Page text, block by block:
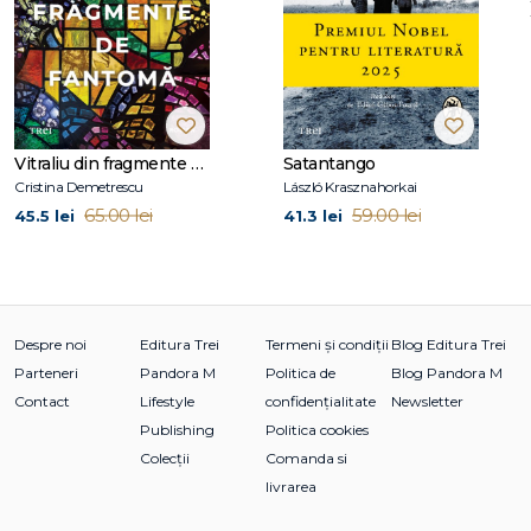
filmului „Besat" („Possessed"). Încântat de această realizare,
Jacob Weinreich, la rândul său scenarist și scriitor, care a mai
publicat independent trei romane și peste 20 de cărți
pentru copii, l-a contactat pe Anders Rønnow şi au început
să lucreze împreună.
Vitraliu din fragmente de fantomă
Cristina Demetrescu
45.5 lei 65.00 lei
Satantango
László Krasznahorkai
41.3 lei 59.00 lei
Despre noi
Parteneri
Contact
Editura Trei
Pandora M
Lifestyle
Publishing
Colecții
Termeni și condiții
Politica de
confidențialitate
Politica cookies
Comanda si
livrarea
Blog Editura Trei
Blog Pandora M
Newsletter